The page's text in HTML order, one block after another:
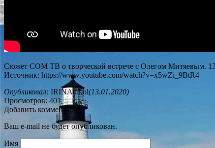
Сюжет СОМ ТВ о творческой встрече с Олегом Митяевым. 13
Источник: https://www.youtube.com/watch?v=x5wZi_9BtR4
Опубликовал: IRINAnikol(13.01.2020)
Просмотров: 401
Добавить комментарий
Ваш e-mail не будет опубликован.
Имя